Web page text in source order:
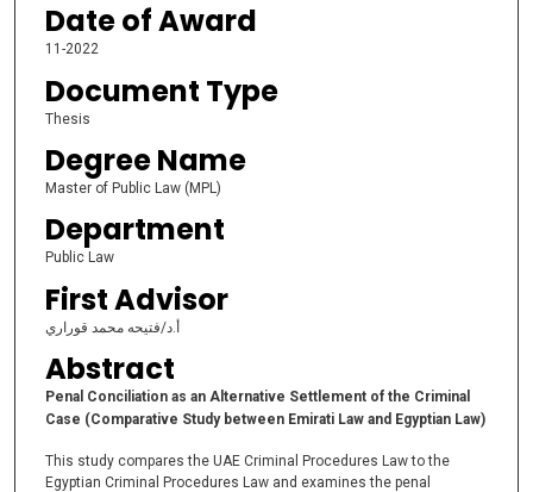
Date of Award
11-2022
Document Type
Thesis
Degree Name
Master of Public Law (MPL)
Department
Public Law
First Advisor
أ.د/فتيحه محمد قوراري
Abstract
Penal Conciliation as an Alternative Settlement of the Criminal
Case (Comparative Study between Emirati Law and Egyptian Law)
This study compares the UAE Criminal Procedures Law to the
Egyptian Criminal Procedures Law and examines the penal